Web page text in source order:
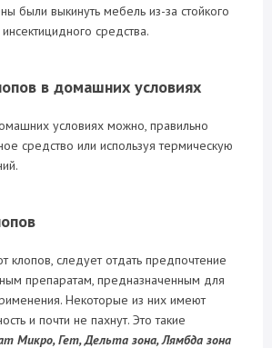
были выкинуть мебель из-за стойкого
средства.
в домашних условиях
условиях можно, правильно
средство или используя термическую
клопов, следует отдать предпочтение
препаратам, предназначенным для
Некоторые из них имеют
и почти не пахнут. Это такие
Микро, Гет, Дельта зона, Лямбда зона